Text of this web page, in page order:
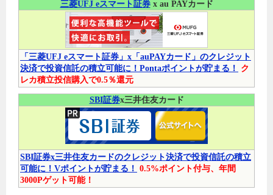
三菱UFJ eスマート証券x au PAYカード
「三菱UFJ eスマート証券」x「auPAYカード」のクレジット
決済で投資信託の積立可能に！Pontaポイントが貯まる！
ク
レカ積立投信購入で0.5％還元
SBI証券x三井住友カード
SBI証券x三井住友カードのクレジット決済で投資信託の積立
可能に！Vポイントが貯まる！ 0.5%ポイント付与、年間
3000Pゲット可能！